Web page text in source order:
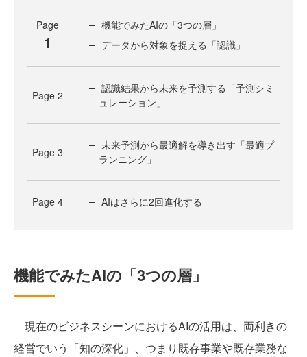
Page
1
機能でみたAIの「3つの層」
データから対象を捉える「認識」
Page 2
認識結果から未来を予測する「予測シミ
ュレーション」
Page 3
未来予測から最適解を導き出す「最適プ
ランニング」
Page 4 AIはさらに2回進化する
機能でみたAIの「3つの層」
現在のビジネスシーンにおけるAIの活用は、両利きの
経営でいう「知の深化」、つまり既存事業や既存業務な